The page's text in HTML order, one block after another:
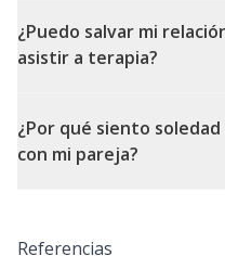
¿Puedo salvar mi
asistir a terapia?
¿Por qué siento
con mi pareja?
Referencias